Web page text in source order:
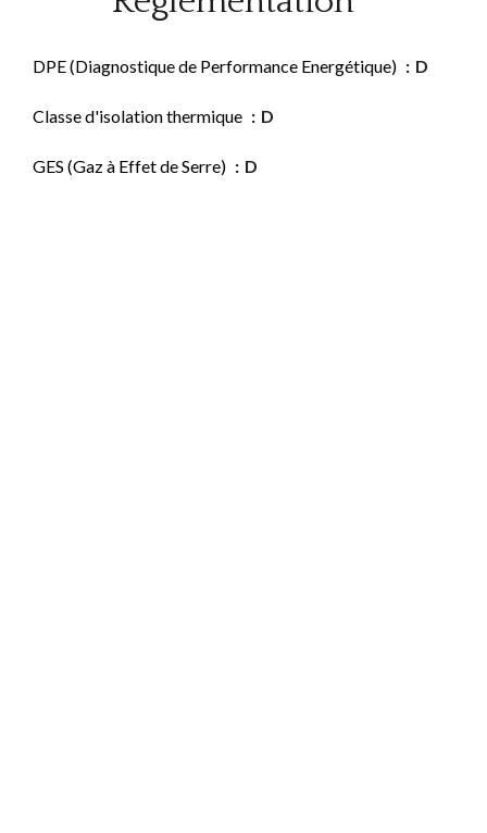
DPE (Diagnostique de Performance Energétique) D
Classe d'isolation thermique D
GES (Gaz à Effet de Serre) D